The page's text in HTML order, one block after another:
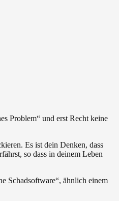
Problem“ und erst Recht keine
Es ist dein Denken, dass
so dass in deinem Leben
Schadsoftware“, ähnlich einem